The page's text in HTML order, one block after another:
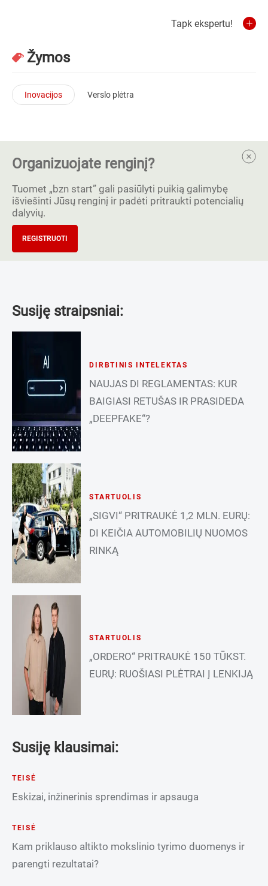
Tapk ekspertu!
Žymos
Inovacijos Verslo plėtra
Organizuojate renginį?
Tuomet „bzn start” gali pasiūlyti puikią galimybę
išviešinti Jūsų renginį ir padėti pritraukti potencialių
dalyvių.
REGISTRUOTI
Susiję straipsniai:
DIRBTINIS INTELEKTAS
NAUJAS DI REGLAMENTAS: KUR
BAIGIASI RETUŠAS IR PRASIDEDA
„DEEPFAKE“?
STARTUOLIS
„SIGVI“ PRITRAUKĖ 1,2 MLN. EURŲ:
DI KEIČIA AUTOMOBILIŲ NUOMOS
RINKĄ
STARTUOLIS
„ORDERO“ PRITRAUKĖ 150 TŪKST.
EURŲ: RUOŠIASI PLĖTRAI Į LENKIJĄ
Susiję klausimai:
TEISĖ
Eskizai, inžinerinis sprendimas ir apsauga
TEISĖ
Kam priklauso altikto mokslinio tyrimo duomenys ir
parengti rezultatai?